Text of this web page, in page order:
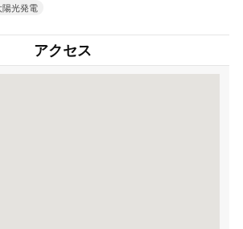
陽光発電
アクセス